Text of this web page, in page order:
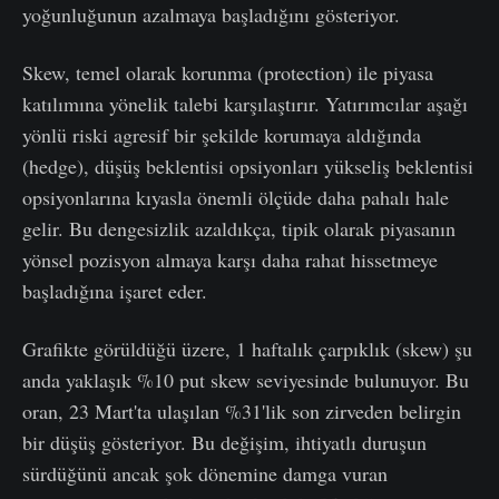
yoğunluğunun azalmaya başladığını gösteriyor.
Skew, temel olarak korunma (protection) ile piyasa
katılımına yönelik talebi karşılaştırır. Yatırımcılar aşağı
yönlü riski agresif bir şekilde korumaya aldığında
(hedge), düşüş beklentisi opsiyonları yükseliş beklentisi
opsiyonlarına kıyasla önemli ölçüde daha pahalı hale
gelir. Bu dengesizlik azaldıkça, tipik olarak piyasanın
yönsel pozisyon almaya karşı daha rahat hissetmeye
başladığına işaret eder.
Grafikte görüldüğü üzere, 1 haftalık çarpıklık (skew) şu
anda yaklaşık %10 put skew seviyesinde bulunuyor. Bu
oran, 23 Mart'ta ulaşılan %31'lik son zirveden belirgin
bir düşüş gösteriyor. Bu değişim, ihtiyatlı duruşun
sürdüğünü ancak şok dönemine damga vuran